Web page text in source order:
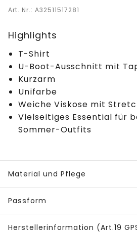
Art. Nr.: A32511517281
Highlights
T-Shirt
U-Boot-Ausschnitt mit
Kurzarm
Unifarbe
Weiche Viskose mit
Vielseitiges Essential für
Sommer-Outfits
Material und Pflege
Passform
Herstellerinformation (Art.19